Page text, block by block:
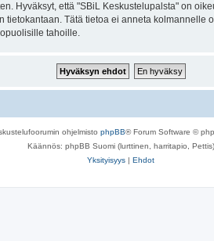
Hyväksyt, että "SBiL Keskustelupalsta" on
Tätä tietoa ei anneta
tahoille.
ohjelmisto phpBB® Forum Software ©
Käännös: phpBB Suomi (lurttinen, harritapio, Pettis)
Yksityisyys | Ehdot